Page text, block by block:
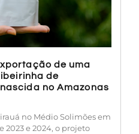
de uma
de
no Amazonas
no Médio Solimões em
2023 e 2024, o projeto